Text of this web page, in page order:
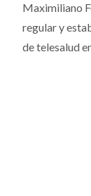
Maximiliano
regular y
de telesalud